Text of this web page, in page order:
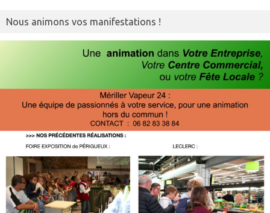
Nous animons vos manifestations !